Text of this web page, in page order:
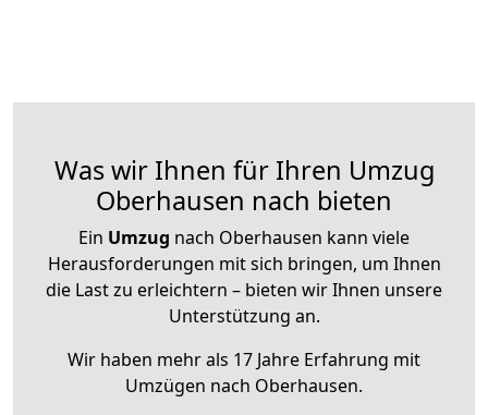
Was wir Ihnen für Ihren Umzug
Oberhausen nach bieten
Ein Umzug nach Oberhausen kann viele
Herausforderungen mit sich bringen, um Ihnen
die Last zu erleichtern – bieten wir Ihnen unsere
Unterstützung an.
Wir haben mehr als 17 Jahre Erfahrung mit
Umzügen nach Oberhausen.